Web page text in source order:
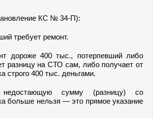
КС № 34-П):
требует ремонт.
дороже 400 тыс., потерпевший либо
разницу на СТО сам, либо получает от
строго 400 тыс. деньгами.
недостающую сумму (разницу) со
больше нельзя — это прямое указание